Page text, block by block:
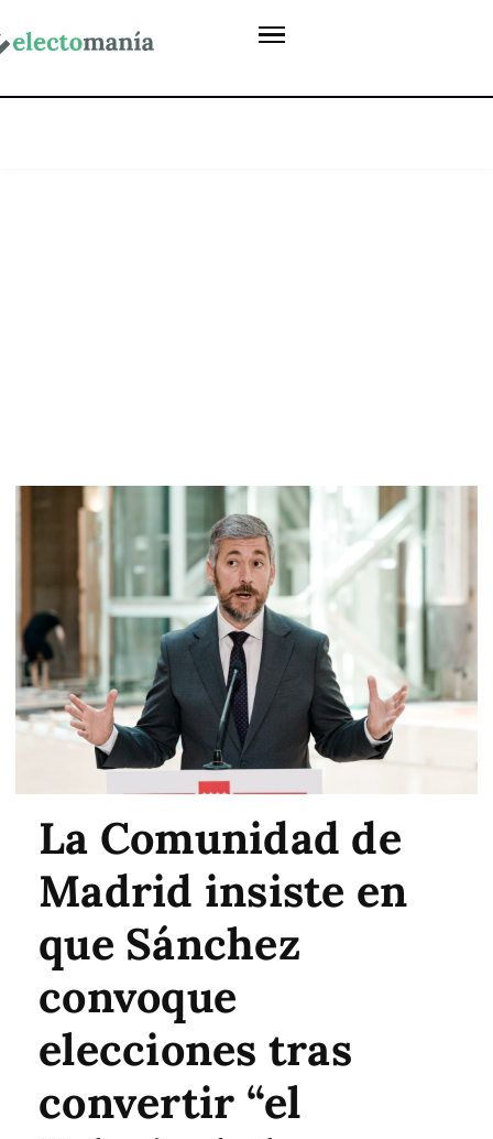
La Comunidad de
Madrid insiste en
que Sánchez
convoque
elecciones tras
convertir “el